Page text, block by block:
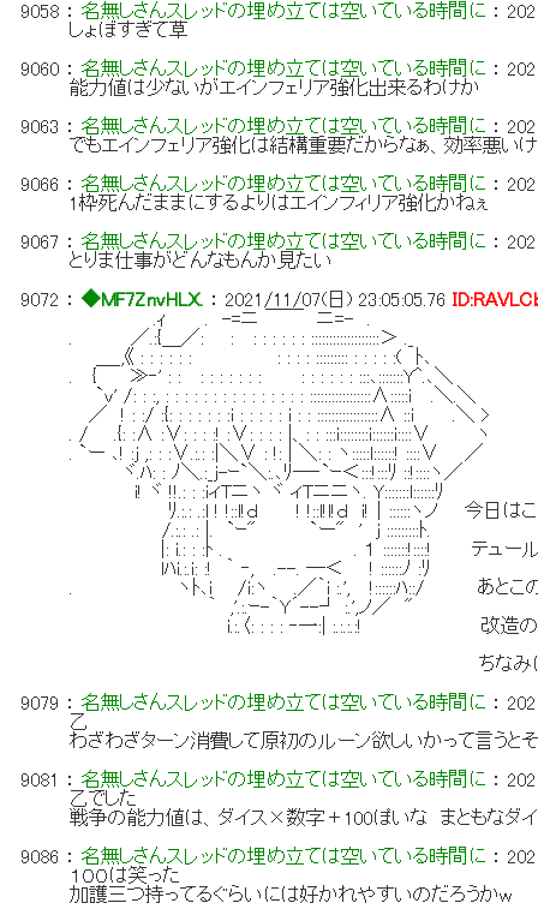
9058 ：名無しさんスレッドの埋め立ては空いている時間に ：
しょぼすぎて草
9060 ：名無しさんスレッドの埋め立ては空いている時間に ：
能力値は少ないがエインフェリア強化出来るわけか
9063 ：名無しさんスレッドの埋め立ては空いている時間に ：
でもエインフェリア強化は結構重要だからなぁ、効率悪い
9066 ：名無しさんスレッドの埋め立ては空いている時間に ：
1枠死んだままにするよりはエインフィリア強化かねぇ
9067 ：名無しさんスレッドの埋め立ては空いている時間に ：
とりま仕事がどんなもんか見たい
9072 ：◆MF7ZnvHLX. ：2021/11/07(日) 23:05:05.76
.ｨ . -=ニ ￣￣ ニ=- .
. ／.:{＿／: : : : : : : : :::::::::::::::::::＞ ._
＿_,《 : : : : : : : : : : ::::::::: : : : : :( ﾄ､
. { ≫‐' : : : : : : : : : : : : : : : :::､:::::::Y^.､＼
`v' /: : :, : : : : : : : : : : : : : : : :::::::::::::::::∧:::::i .＼.＼
／ ! : :/ :{: : : : : : :i : : : : : i : : :::::::::::::::::∧ ::i .＼ >
. / .{: :∧ :∨: : : :! :∨: : : : |、: : :::i::::::::i::::::i::::∨ ヽ
. `ー ､! :j ,: : :∨.:.: :|＼∨ : !: | ＼: : ヽ:::::l::::::! ::::∨ ／
ヾ.ﾊ: : ﾉ＼.:_j-ｰ`＼:.､ﾘ─‐`ｰ＜:::!:::ﾘ ::!::::ヽ／
i! ヾ !!.: : :iィTニヽ ヾ ィTニニヽ. Y:::::::l::::::ﾘ
ﾘ.:.: .:l ! !::l!ｄ ! !::l!l!ｄ i!｜::::::ヽノ 今日はこ
/.:.: .: |. `ｰ" `ー" ' j :::::::::ﾄ.
|: i.: : :ﾄ . . １ :::::::!::::! テュール１００マジ
lﾊi.:.i: :! ｀ ‐, .--. ─＜ ! ::::::ﾉ :ﾘ
. ヽﾄ､i /i:ヽ .／｀i :.', !::::::ﾊ::/ あとこの状態で
｀ ,'.:.ｰ-｀Y´--┘ :.',ノ／ "
i.:.〈: : : : ‐一:| :.:.:.:! 改造の幅が会う神ご
ちなみに、今原初のルーンが出て
9079 ：名無しさんスレッドの埋め立ては空いている時間に ：
乙
わざわざターン消費して原初のルーン欲しいかって言うと
9081
：名無しさんスレッドの埋め立ては空いている時間に ：
乙でした
戦争の能力値は、ダイス×数字＋100ぽいな まともなダイ
9086 ：名無しさんスレッドの埋め立ては空いている時間に ：
１００は笑った
加護三つ持ってるぐらいには好かれやすいのだろうかw